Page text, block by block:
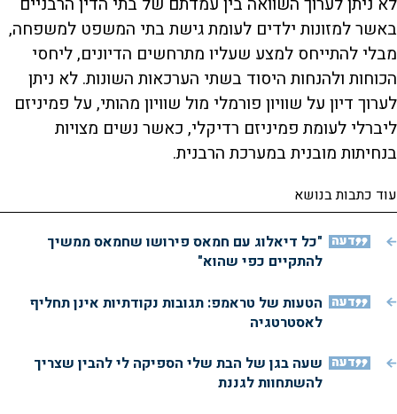
באשר למזונות ילדים לעומת גישת בתי המשפט למשפחה,
מבלי להתייחס למצע שעליו מתרחשים הדיונים, ליחסי
הכוחות ולהנחות היסוד בשתי הערכאות השונות. לא ניתן
לערוך דיון על שוויון פורמלי מול שוויון מהותי, על פמיניזם
ליברלי לעומת פמיניזם רדיקלי, כאשר נשים מצויות
בנחיתות מובנית במערכת הרבנית.
עוד כתבות בנושא
דעה "כל דיאלוג עם חמאס פירושו שחמאס ממשיך
להתקיים כפי שהוא"
דעה הטעות של טראמפ: תגובות נקודתיות אינן תחליף
לאסטרטגיה
דעה שעה בגן של הבת שלי הספיקה לי להבין שצריך
להשתחוות לגננת